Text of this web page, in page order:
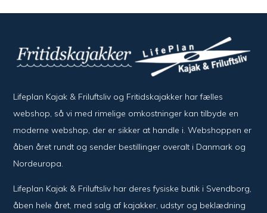
Lifeplan Kajak & Friluftsliv og Fritidskajakker har fælles
webshop, så vi med rimelige omkostninger kan tilbyde en
moderne webshop, der er sikker at handle i. Webshoppen er
åben året rundt og sender bestillinger overalt i Danmark og
Nordeuropa.
Lifeplan Kajak & Friluftsliv har deres fysiske butik i Svendborg,
åben hele året, med salg af kajakker, udstyr og beklædning